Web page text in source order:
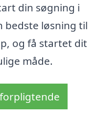
din søgning i
bedste løsning til
og få startet dit
måde.